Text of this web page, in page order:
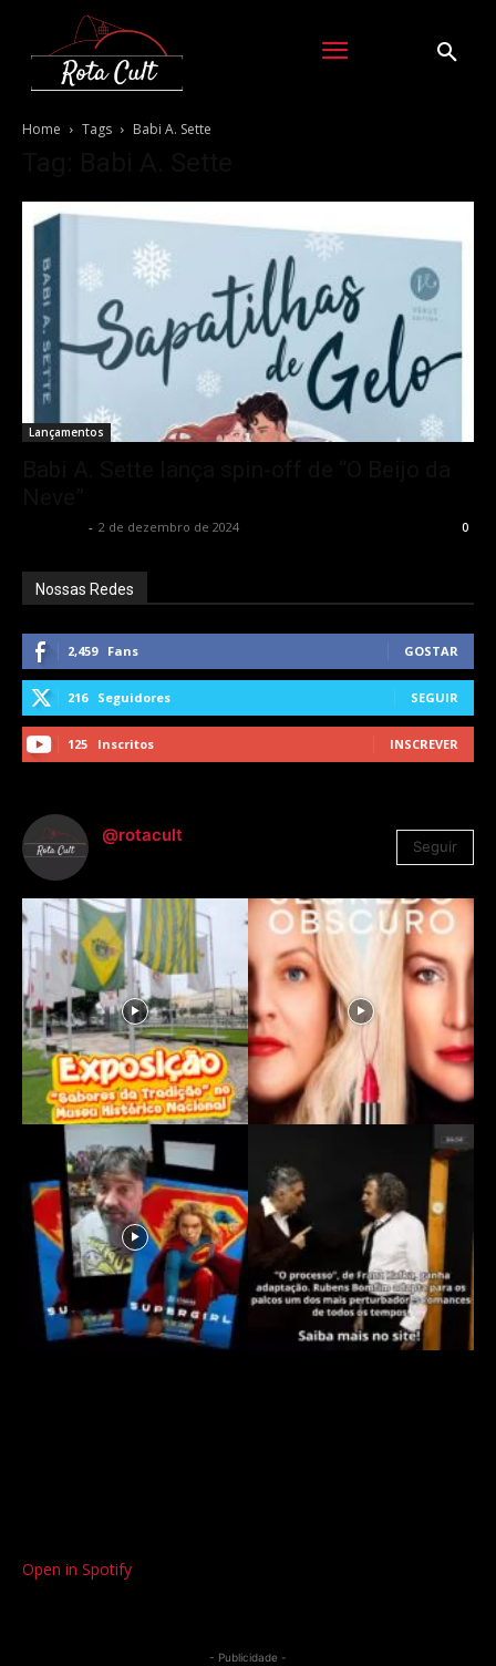
Home Tags Babi A. Sette
Lançamentos
- 2 de dezembro de 2024 0
Nossas Redes
2,459 Fans GOSTAR
216 Seguidores SEGUIR
125 Inscritos INSCREVER
@rotacult
Seguir
Open in Spotify
- Publicidade -